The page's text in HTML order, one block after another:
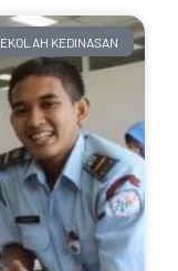
KEDINASAN